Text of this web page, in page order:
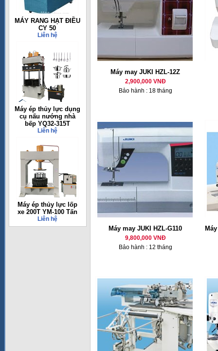
MÁY RANG HẠT ĐIỀU
CY 50
Liên hệ
Máy ép thủy lực dụng
cụ nấu nướng nhà
bếp YQ32-315T
Liên hệ
Máy ép thủy lực lốp
xe 200T YM-100 Tấn
Liên hệ
Máy may JUKI HZL-12Z
2,900,000 VNĐ
Bảo hành : 18 tháng
Máy may JUKI HZL-G110
9,800,000 VNĐ
Bảo hành : 12 tháng